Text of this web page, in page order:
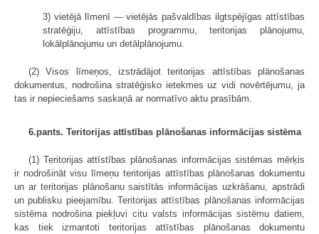
3) vietējā līmenī — vietējās pašvaldības ilgtspējīgas attīstības
stratēģiju, attīstības programmu, teritorijas plānojumu,
lokālplānojumu un detālplānojumu.
(2) Visos līmeņos, izstrādājot teritorijas attīstības plānošanas
dokumentus, nodrošina stratēģisko ietekmes uz vidi novērtējumu, ja
tas ir nepieciešams saskaņā ar normatīvo aktu prasībām.
6.pants. Teritorijas attīstības plānošanas informācijas sistēma
(1) Teritorijas attīstības plānošanas informācijas sistēmas mērķis
ir nodrošināt visu līmeņu teritorijas attīstības plānošanas dokumentu
un ar teritorijas plānošanu saistītās informācijas uzkrāšanu, apstrādi
un publisku pieejamību. Teritorijas attīstības plānošanas informācijas
sistēma nodrošina piekļuvi citu valsts informācijas sistēmu datiem,
kas tiek izmantoti teritorijas attīstības plānošanas dokumentu